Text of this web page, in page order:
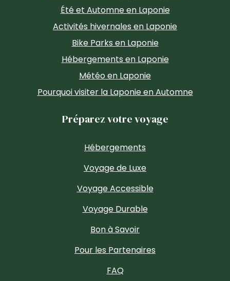
Été et Automne en Laponie
Activités hivernales en Laponie
Bike Parks en Laponie
Hébergements en Laponie
Météo en Laponie
Pourquoi visiter la Laponie en Automne
Préparez votre voyage
Hébergements
Voyage de Luxe
Voyage Accessible
Voyage Durable
Bon à Savoir
Pour les Partenaires
FAQ